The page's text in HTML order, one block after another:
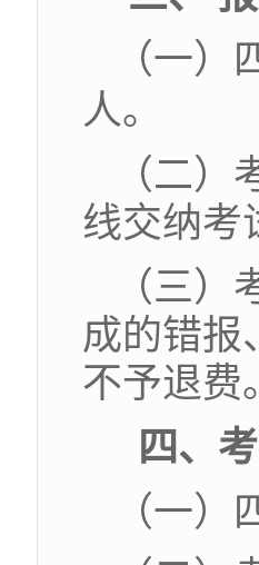
（一
人。
（二
线交纳考
（三
成的错报
不予退费
四、
（一）